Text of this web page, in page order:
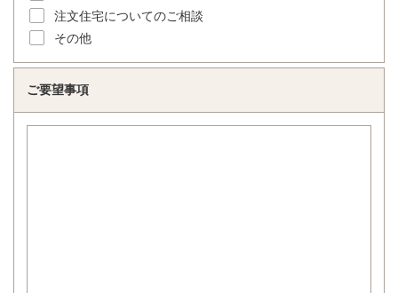
注文住宅についてのご相談
その他
ご要望事項